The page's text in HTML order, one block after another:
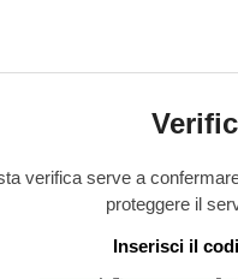
verifica serve a
proteggere il
Inserisci il